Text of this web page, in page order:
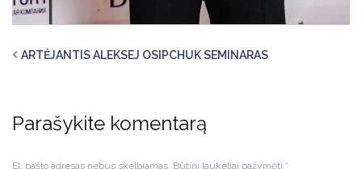
ARTĖJANTIS ALEKSEJ OSIPCHUK SEMINARAS
Parašykite komentarą
El. pašto adresas nebus skelbiamas. Būtini laukeliai pažymėti *